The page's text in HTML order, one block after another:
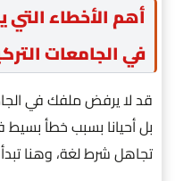
أهم الأخطاء
في الجامعات
قد لا يرفض ملفك في
بل أحيانا بسبب خطأ
تجاهل شرط لغة، وهنا